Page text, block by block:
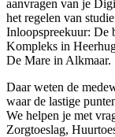
aanvragen van je
het regelen van
Inloopspreekuur: De
Kompleks in
De Mare in Alkmaar.
Daar weten de
waar de lastige
We helpen je met
Zorgtoeslag,